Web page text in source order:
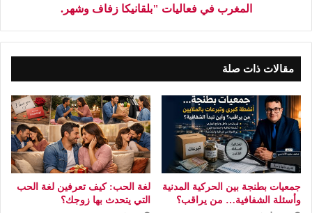
المغرب في فعاليات "بلقانيكا زفاف وشهر.
مقالات ذات صلة
جمعيات بطنجة بين الحركية المدنية
وأسئلة الشفافية… من يراقب؟
لغة الحب: كيف تعرفين لغة الحب
التي يتحدث بها زوجك؟